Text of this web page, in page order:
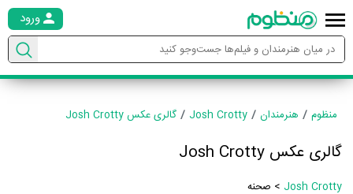
ورود
منظوم هنرمندان Josh Crotty گالری عکس Josh Crotty
گالری عکس Josh Crotty
Josh Crotty > صحنه